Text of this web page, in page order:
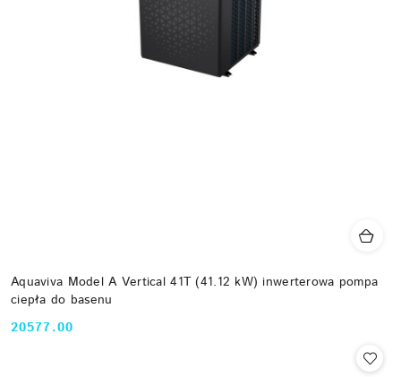
Aquaviva Model A Vertical 41T (41.12 kW) inwerterowa pompa
ciepła do basenu
Cena:
20577.00